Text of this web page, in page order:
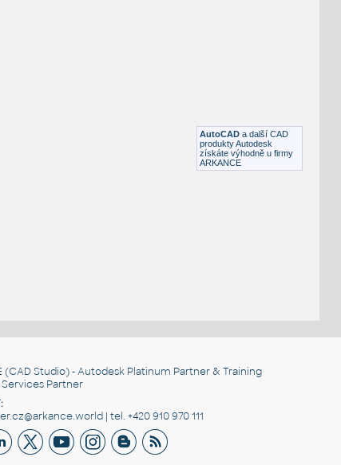
DWG Sdělovací
AutoCAD a další CAD
produkty Autodesk
získáte výhodně u firmy
ARKANCE
(CAD Studio) - Autodesk Platinum Partner & Training
Partner
| tel. +420 910 970 111